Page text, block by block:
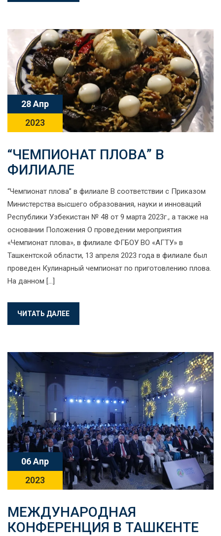
28 Апр
2023
“ЧЕМПИОНАТ ПЛОВА” В
ФИЛИАЛЕ
“Чемпионат плова” в филиале В соответствии с Приказом
Министерства высшего образования, науки и инноваций
Республики Узбекистан № 48 от 9 марта 2023г., а также на
основании Положения О проведении мероприятия
«Чемпионат плова», в филиале ФГБОУ ВО «АГТУ» в
Ташкентской области, 13 апреля 2023 года в филиале был
проведен Кулинарный чемпионат по приготовлению плова.
На данном […]
ЧИТАТЬ ДАЛЕЕ
06 Апр
2023
МЕЖДУНАРОДНАЯ
КОНФЕРЕНЦИЯ В ТАШКЕНТЕ